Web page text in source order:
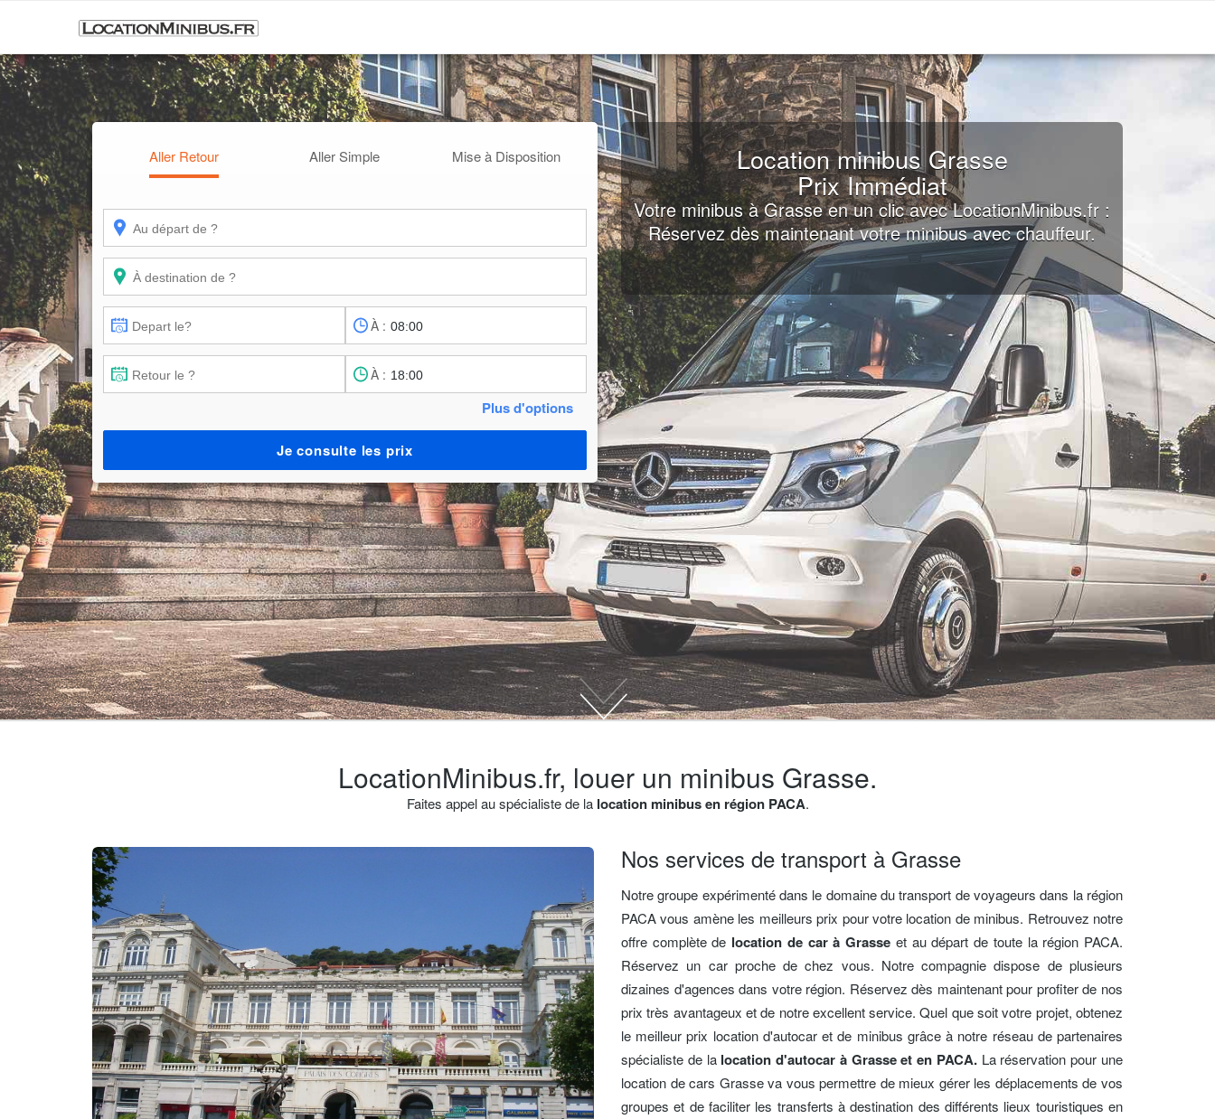
Location minibus Grasse
Prix Immédiat
Votre minibus à Grasse en un clic avec LocationMinibus.fr :
Réservez dès maintenant votre minibus avec chauffeur.
Aller Retour Aller Simple Mise à Disposition
À :
À :
Plus d'options
Je consulte les prix
LocationMinibus.fr, louer un minibus Grasse.
Faites appel au spécialiste de la location minibus en région PACA.
Nos services de transport à Grasse
Notre groupe expérimenté dans le domaine du transport de voyageurs dans la région
PACA vous amène les meilleurs prix pour votre location de minibus. Retrouvez notre
offre complète de location de car à Grasse et au départ de toute la région PACA.
Réservez un car proche de chez vous. Notre compagnie dispose de plusieurs
dizaines d'agences dans votre région. Réservez dès maintenant pour profiter de nos
prix très avantageux et de notre excellent service. Quel que soit votre projet, obtenez
le meilleur prix location d'autocar et de minibus grâce à notre réseau de partenaires
spécialiste de la location d'autocar à Grasse et en PACA.La réservation pour une
location de cars Grasse va vous permettre de mieux gérer les déplacements de vos
groupes et de faciliter les transferts à destination des différents lieux touristiques en